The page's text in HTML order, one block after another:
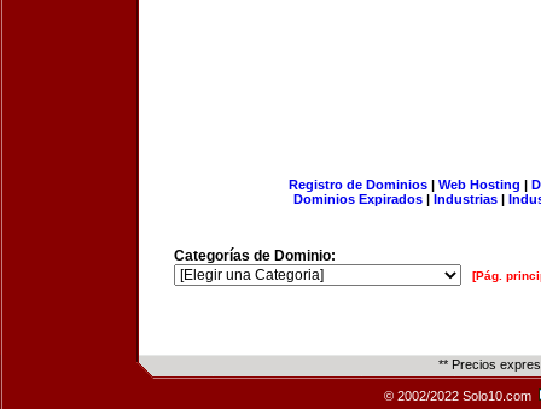
Registro de Dominios| Web Hosting |
Dominios Expirados | Industrias |
Categorías de Dominio:
[Pág.
** Precios
© 2002/2022 Solo10.com